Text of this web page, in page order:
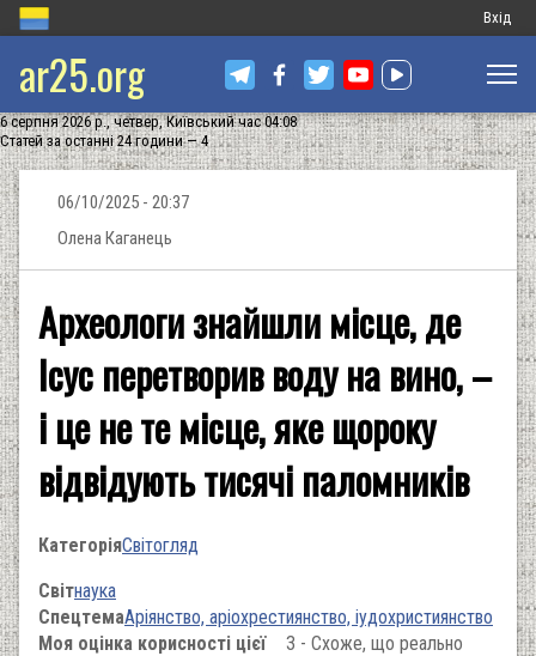
Меню
запису
Вхід
ar25.org
6 серпня 2026 р., четвер, Київський час 04:08
Статей за останні 24 години — 4
06/10/2025 - 20:37
Олена Каганець
Археологи знайшли місце, де
Ісус перетворив воду на вино, –
і це не те місце, яке щороку
відвідують тисячі паломників
КатегоріяСвітогляд
Світнаука
СпецтемаАріянство, аріохрестиянство, іудохристиянство
Моя оцінка корисності цієї
3 - Схоже, що реально